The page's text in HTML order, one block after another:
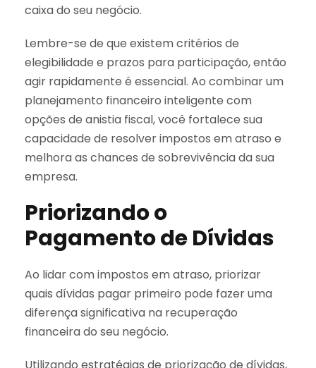
caixa do seu negócio.
Lembre-se de que existem critérios de
elegibilidade e prazos para participação, então
agir rapidamente é essencial. Ao combinar um
planejamento financeiro inteligente com
opções de anistia fiscal, você fortalece sua
capacidade de resolver impostos em atraso e
melhora as chances de sobrevivência da sua
empresa.
Priorizando o
Pagamento de Dívidas
Ao lidar com impostos em atraso, priorizar
quais dívidas pagar primeiro pode fazer uma
diferença significativa na recuperação
financeira do seu negócio.